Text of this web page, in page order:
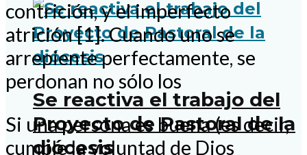
Se reactiva el trabajo del
Proyecto de Pastoral de la
diócesis
contrición, y el imperfecto
atrición [1]. Cuando uno se
arrepiente perfectamente, se
perdonan no sólo los
Si una persona es buena (es decir,
cumple la voluntad de Dios